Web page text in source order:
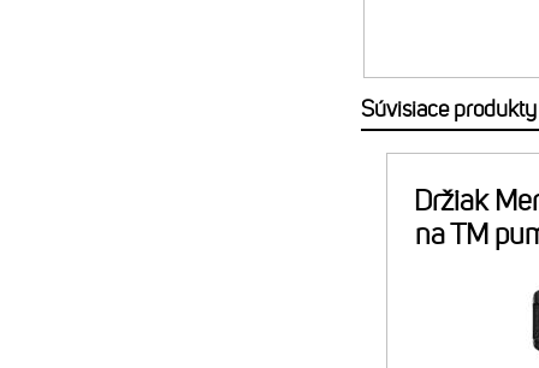
Súvisiace produkty
Držiak
na TM